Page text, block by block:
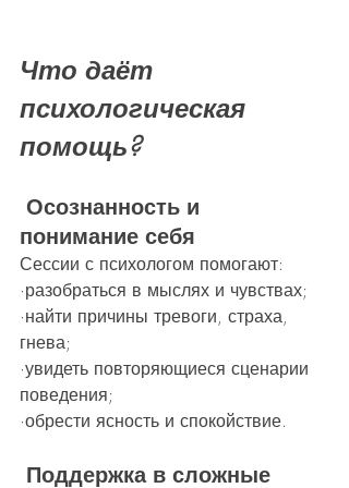
Что даёт
психологическая
помощь?
понимание себя
Сессии с психологом помогают:
·разобраться в мыслях и чувствах;
·найти причины тревоги, страха,
гнева;
·увидеть повторяющиеся сценарии
поведения;
·обрести ясность и спокойствие.